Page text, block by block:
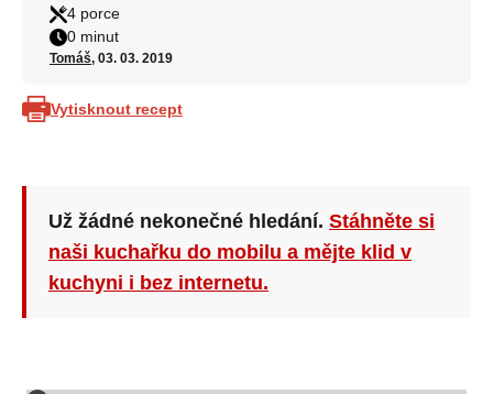
4 porce
0 minut
Tomáš, 03. 03. 2019
Vytisknout recept
Už žádné nekonečné hledání. Stáhněte si
naši kuchařku do mobilu a mějte klid v
kuchyni i bez internetu.